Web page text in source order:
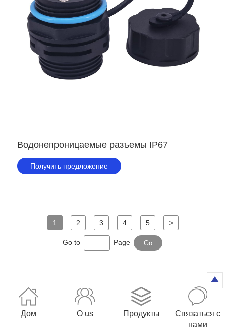
Водонепроницаемые разъемы IP67
Получить предложение
1 2 3 4 5 >
Go to Page Go
Дом О us Продукты
Связаться с
нами